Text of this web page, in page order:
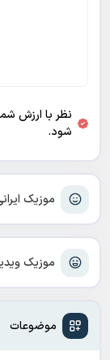
موزیک
موزیک
موضوعات
نظر با ارزش
شود.